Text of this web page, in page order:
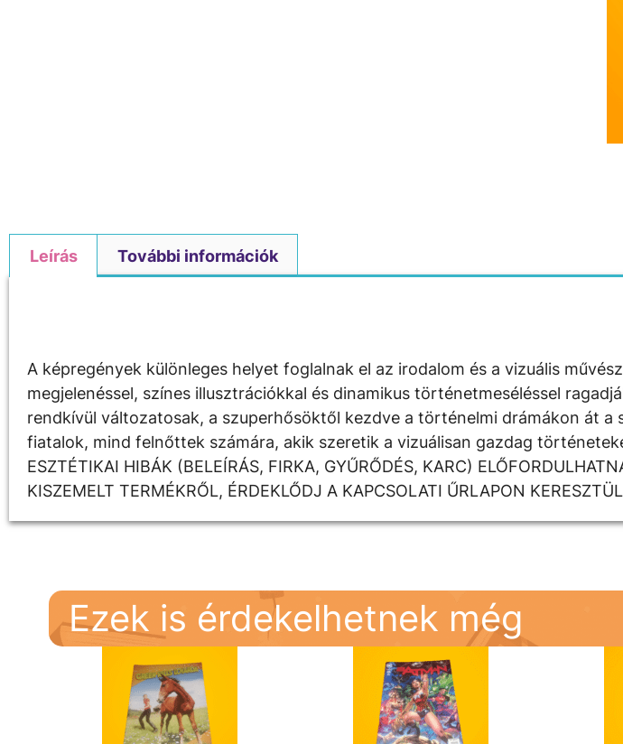
Leírás További információk
A képregények különleges helyet foglalnak el az irodalom és a vizuális
megjelenéssel, színes illusztrációkkal és dinamikus történetmeséléssel
rendkívül változatosak, a szuperhősöktől kezdve a történelmi drámákon át
fiatalok, mind felnőttek számára, akik szeretik a vizuálisan gazdag
ESZTÉTIKAI HIBÁK (BELEÍRÁS, FIRKA, GYŰRŐDÉS, KARC)
KISZEMELT TERMÉKRŐL, ÉRDEKLŐDJ A KAPCSOLATI ŰRLAPON
Ezek is érdekelhetnek még